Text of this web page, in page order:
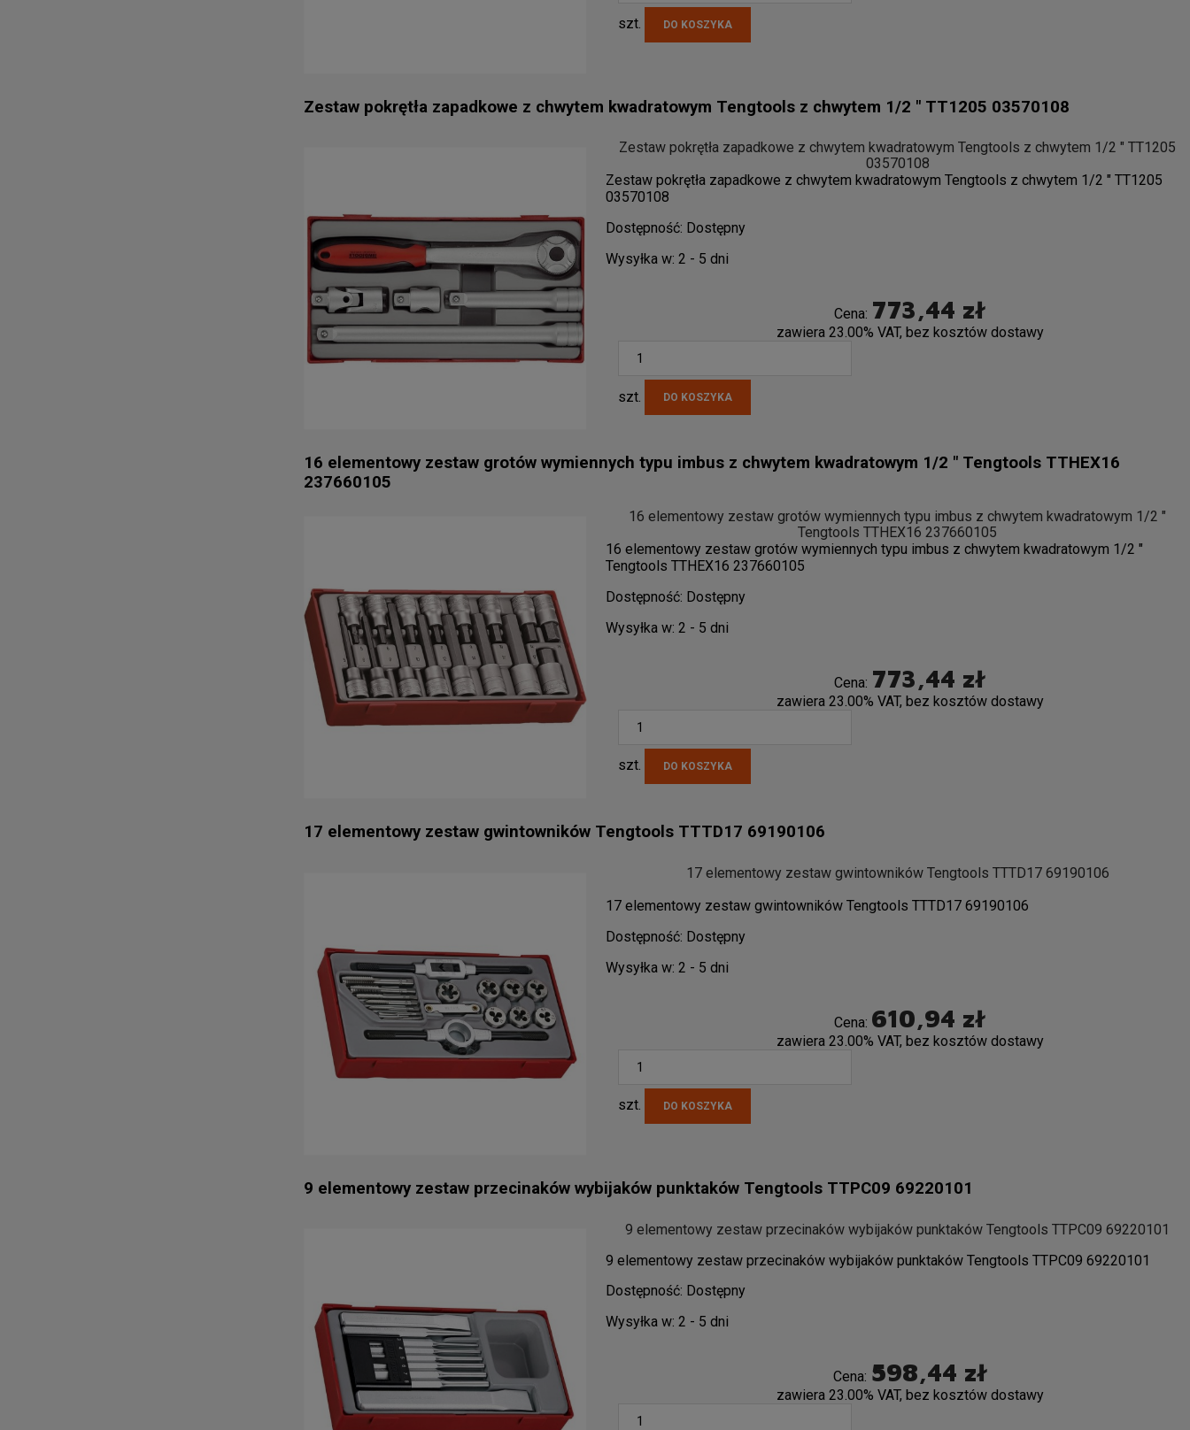
szt. DO KOSZYKA
Zestaw pokrętła zapadkowe z chwytem kwadratowym Tengtools z chwytem 1/2 " TT1205 03570108
Zestaw pokrętła zapadkowe z chwytem kwadratowym Tengtools z chwytem 1/2 " TT1205
03570108
Zestaw pokrętła zapadkowe z chwytem kwadratowym Tengtools z chwytem 1/2 " TT1205
03570108
Dostępność: Dostępny
Wysyłka w: 2 - 5 dni
Cena: 773,44 zł
zawiera 23.00% VAT, bez kosztów dostawy
szt. DO KOSZYKA
16 elementowy zestaw grotów wymiennych typu imbus z chwytem kwadratowym 1/2 " Tengtools TTHEX16
237660105
16 elementowy zestaw grotów wymiennych typu imbus z chwytem kwadratowym 1/2 "
Tengtools TTHEX16 237660105
16 elementowy zestaw grotów wymiennych typu imbus z chwytem kwadratowym 1/2 "
Tengtools TTHEX16 237660105
Dostępność: Dostępny
Wysyłka w: 2 - 5 dni
Cena: 773,44 zł
zawiera 23.00% VAT, bez kosztów dostawy
szt. DO KOSZYKA
17 elementowy zestaw gwintowników Tengtools TTTD17 69190106
17 elementowy zestaw gwintowników Tengtools TTTD17 69190106
17 elementowy zestaw gwintowników Tengtools TTTD17 69190106
Dostępność: Dostępny
Wysyłka w: 2 - 5 dni
Cena: 610,94 zł
zawiera 23.00% VAT, bez kosztów dostawy
szt. DO KOSZYKA
9 elementowy zestaw przecinaków wybijaków punktaków Tengtools TTPC09 69220101
9 elementowy zestaw przecinaków wybijaków punktaków Tengtools TTPC09 69220101
9 elementowy zestaw przecinaków wybijaków punktaków Tengtools TTPC09 69220101
Dostępność: Dostępny
Wysyłka w: 2 - 5 dni
Cena: 598,44 zł
zawiera 23.00% VAT, bez kosztów dostawy